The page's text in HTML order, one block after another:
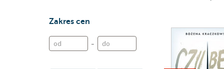
Zakres cen
–